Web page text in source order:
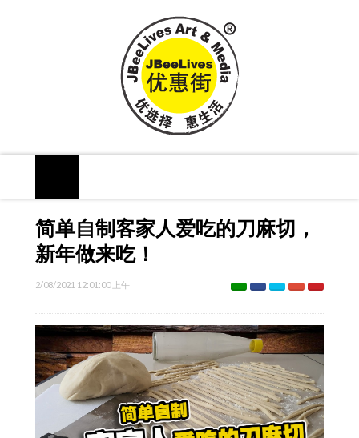
简单自制客家人爱吃的刀麻切，
新年做来吃！
2/08/2021 12:01:00 上午